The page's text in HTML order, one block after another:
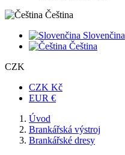
Čeština
Slovenčina
Čeština
CZK
CZK Kč
EUR €
Úvod
Brankářská výstroj
Brankářské dresy